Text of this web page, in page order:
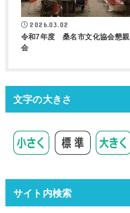
2026.03.02
令和7年度 桑名市文化協会懇親
会
文字の大きさ
サイト内検索